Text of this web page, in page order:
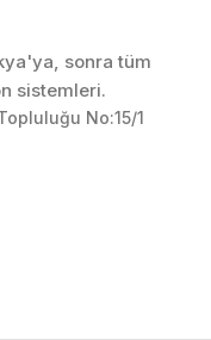
sonra tüm
sistemleri.
No:15/1